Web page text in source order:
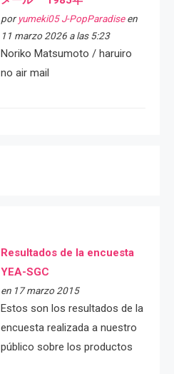
por yumeki05 J-PopParadiseen
11 marzo 2026 a las 5:23
Noriko Matsumoto / haruiro
no air mail
Resultados de la encuesta
YEA-SGC
en 17 marzo 2015
Estos son los resultados de la
encuesta realizada a nuestro
público sobre los productos